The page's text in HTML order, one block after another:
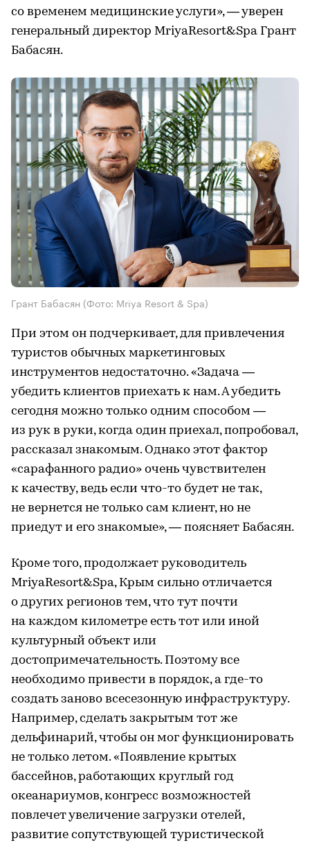
со временем медицинские услуги», — уверен
генеральный директор MriyaResort&Spa Грант
Бабасян.
Грант Бабасян (Фото: Mriya Resort & Spa)
При этом он подчеркивает, для привлечения
туристов обычных маркетинговых
инструментов недостаточно. «Задача —
убедить клиентов приехать к нам. А убедить
сегодня можно только одним способом —
из рук в руки, когда один приехал, попробовал,
рассказал знакомым. Однако этот фактор
«сарафанного радио» очень чувствителен
к качеству, ведь если что-то будет не так,
не вернется не только сам клиент, но не
приедут и его знакомые», — поясняет Бабасян.
Кроме того, продолжает руководитель
MriyaResort&Spa, Крым сильно отличается
о других регионов тем, что тут почти
на каждом километре есть тот или иной
культурный объект или
достопримечательность. Поэтому все
необходимо привести в порядок, а где-то
создать заново всесезонную инфраструктуру.
Например, сделать закрытым тот же
дельфинарий, чтобы он мог функционировать
не только летом. «Появление крытых
бассейнов, работающих круглый год
океанариумов, конгресс возможностей
повлечет увеличение загрузки отелей,
развитие сопутствующей туристической